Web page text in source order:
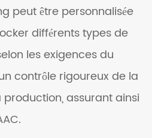
peut être personnalisée
différents types de
les exigences du
contrôle rigoureux de la
assurant ainsi